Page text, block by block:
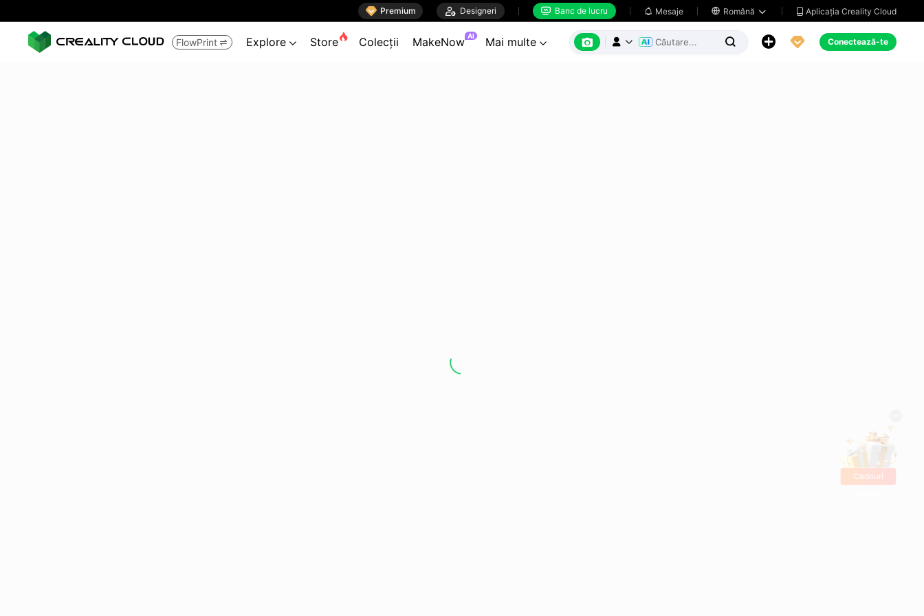
 Premium  Designeri  Banc de lucru  Mesaje  Română   Aplicația Creality Cloud
FlowPrint  Explore  Store Colecții MakeNow AI Mai multe        Conectează-te
Cadouri